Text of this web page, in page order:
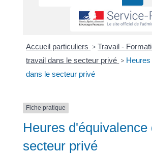
Accueil particuliers > Travail -
travail dans le secteur privé >
dans le secteur privé
Fiche pratique
Heures d'équivalence
secteur privé